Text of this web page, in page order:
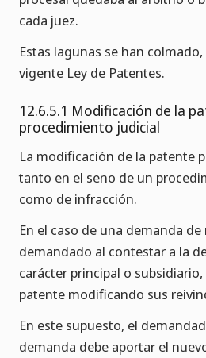
cada juez.
Estas lagunas se han
vigente Ley de Patentes.
12.6.5.1 Modificación de la
procedimiento judicial
La modificación de la patente
tanto en el seno de un
como de infracción.
En el caso de una demanda
demandado al contestar a la
carácter principal o
patente modificando sus
En este supuesto, el
demanda debe aportar el